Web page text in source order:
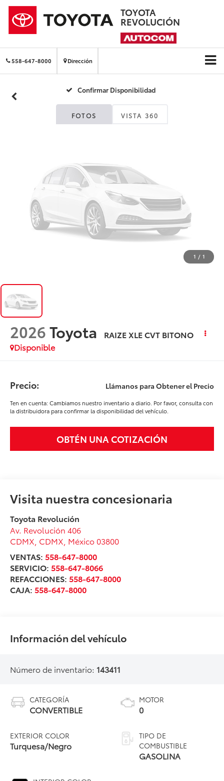
TOYOTA
REVOLUCIÓN
558-647-8000 Dirección
Confirmar Disponibilidad
FOTOS VISTA 360
Fotos No
Disponibles
Por favor, revise luego
1 / 1
2026Toyota
RAIZE XLE CVT BITONO
Disponible
Precio: Llámanos para Obtener el Precio
Ten en cuenta: Cambiamos nuestro inventario a diario. Por favor, consulta con
la distribuidora para confirmar la disponibilidad del vehículo.
OBTÉN UNA COTIZACIÓN
Visita nuestra concesionaria
Toyota Revolución
Av. Revolución 406
CDMX CDMX , México 03800
VENTAS:558-647-8000
SERVICIO:558-647-8066
REFACCIONES:558-647-8000
CAJA:558-647-8000
Información del vehículo
Número de inventario: 143411
CATEGORÍA
CONVERTIBLE
EXTERIOR COLOR
Turquesa/Negro
MOTOR
0
TIPO DE
COMBUSTIBLE
GASOLINA